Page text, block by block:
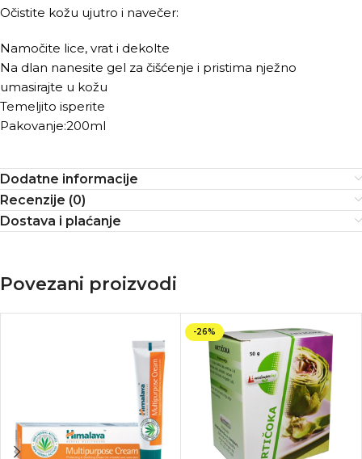
Očistite kožu ujutro i navečer:
Namočite lice, vrat i dekolte
Na dlan nanesite gel za čišćenje i pristima nježno
umasirajte u kožu
Temeljito isperite
Pakovanje:200ml
Dodatne informacije
Recenzije (0)
Dostava i plaćanje
Povezani proizvodi
-26%